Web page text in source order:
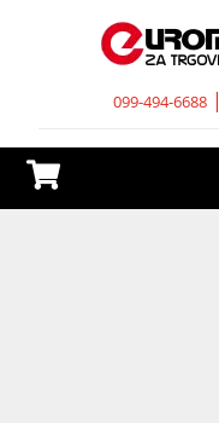
099-494-6688|
